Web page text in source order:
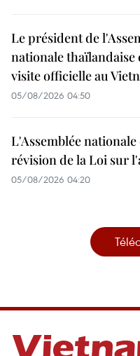
Le président de
nationale thaïlandaise
visite officielle au
05/08/2026 04:50
L'Assemblée
révision de la Loi sur
05/08/2026 04:20